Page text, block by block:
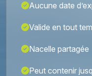
Aucune date
Valide en tout
Nacelle partagée
Peut contenir